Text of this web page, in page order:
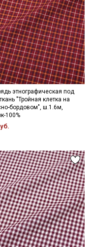
этнографическая под
"Тройная клетка на
бордовом", ш.1.6м,
100%